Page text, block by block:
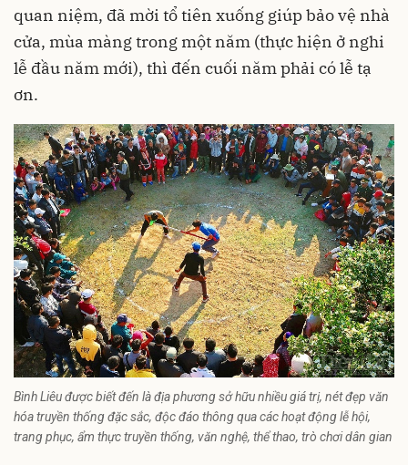
quan niệm, đã mời tổ tiên xuống giúp bảo vệ nhà
cửa, mùa màng trong một năm (thực hiện ở nghi
lễ đầu năm mới), thì đến cuối năm phải có lễ tạ
ơn.
Bình Liêu được biết đến là địa phương sở hữu nhiều giá trị, nét đẹp văn
hóa truyền thống đặc sắc, độc đáo thông qua các hoạt động lễ hội,
trang phục, ẩm thực truyền thống, văn nghệ, thể thao, trò chơi dân gian